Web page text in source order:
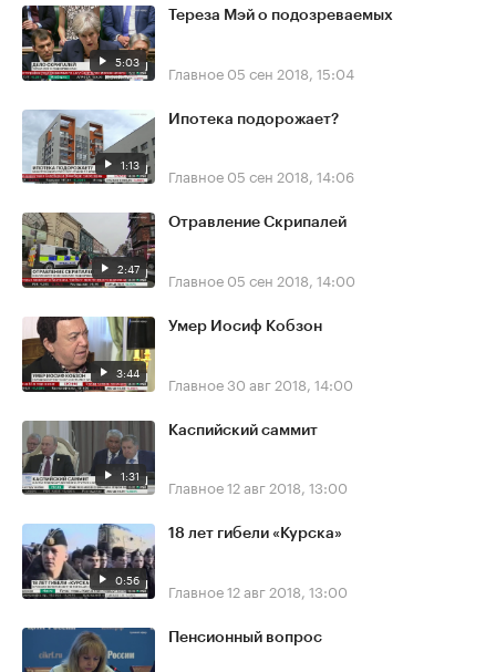
5:03
Тереза Мэй о подозреваемых
Главное 05 сен 2018, 15:04
1:13
Ипотека подорожает?
Главное 05 сен 2018, 14:06
2:47
Отравление Скрипалей
Главное 05 сен 2018, 14:00
3:44
Умер Иосиф Кобзон
Главное30 авг 2018, 14:00
1:31
Каспийский саммит
Главное12 авг 2018, 13:00
0:56
18 лет гибели «Курска»
Главное12 авг 2018, 13:00
Пенсионный вопрос